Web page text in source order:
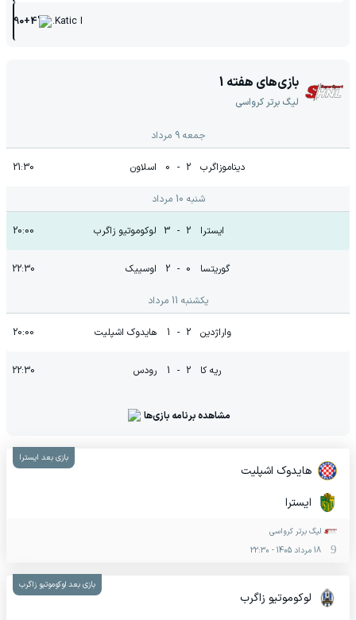
90+4' Katic I.
بازی‌های هفته 1
لیگ برتر کرواسی
جمعه 9 مرداد
دیناموزاگرب 2
-
0 اسلاون 21:30
شنبه 10 مرداد
ایسترا 2
-
3 لوکوموتیو زاگرب 20:00
گوریتسا 0
-
2 اوسییک 22:30
یکشنبه 11 مرداد
واراژدین 2
-
1 هایدوک اشپلیت 20:00
ریه کا 2
-
1 رودس 22:30
مشاهده برنامه بازی‌ها
هایدوک اشپلیت
ایسترا
لیگ برتر کرواسی
18 مرداد 1405
-
22:30
بازی بعد ایسترا
لوکوموتیو زاگرب
بازی بعد لوکوموتیو زاگرب